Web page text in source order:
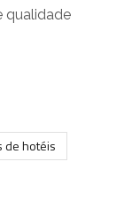
qualidade
de hotéis